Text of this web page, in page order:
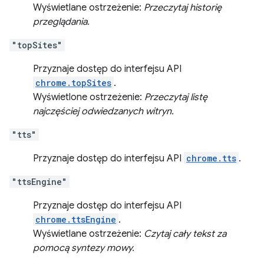
Wyświetlane ostrzeżenie: Przeczytaj historię
przeglądania.
"topSites"
Przyznaje dostęp do interfejsu API
chrome.topSites .
Wyświetlone ostrzeżenie: Przeczytaj listę
najczęściej odwiedzanych witryn.
"tts"
Przyznaje dostęp do interfejsu API chrome.tts .
"ttsEngine"
Przyznaje dostęp do interfejsu API
chrome.ttsEngine .
Wyświetlane ostrzeżenie: Czytaj cały tekst za
pomocą syntezy mowy.